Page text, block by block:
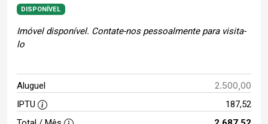
DISPONÍVEL
Imóvel disponível. Contate-nos pessoalmente para visita-
lo
Aluguel 2.500,00
IPTU
187,52